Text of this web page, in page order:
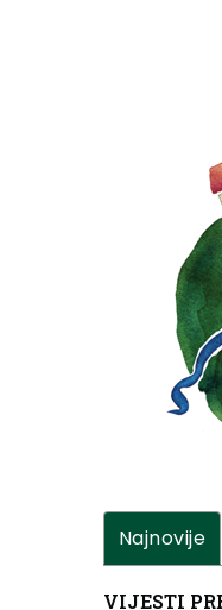
Najnovije
VIJESTI